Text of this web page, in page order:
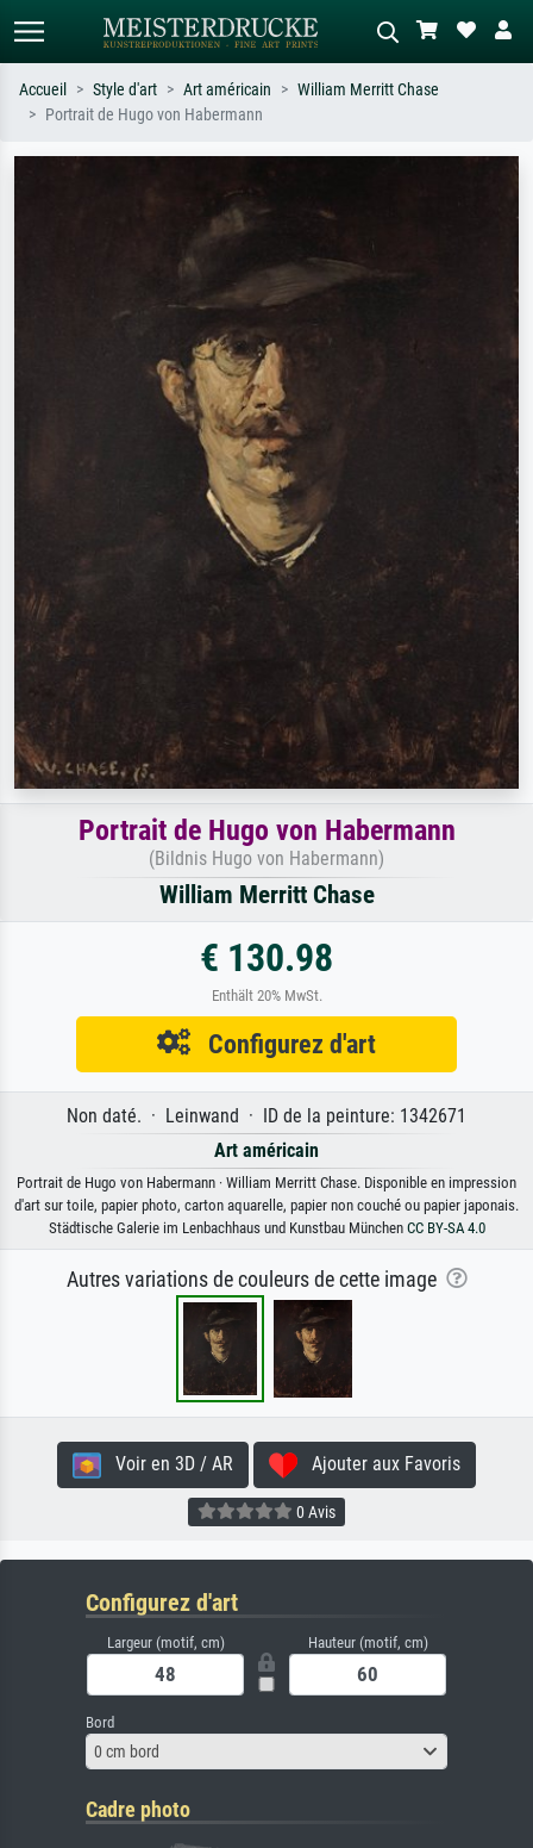
impressionnisme, vague de Hokusai,
tableau sombre, nu debout près d'un
Accueil Style d'art Art américain
William Merritt Chase
Portrait de Hugo von Habermann
Portrait de Hugo von Habermann
(Bildnis Hugo von Habermann)
William Merritt Chase
€ 130.98
Enthält 20% MwSt.
Configurez d'art
Non daté. · Leinwand · ID de la peinture: 1342671
Art américain
Portrait de Hugo von Habermann · William Merritt Chase. Disponible en impression
d'art sur toile, papier photo, carton aquarelle, papier non couché ou papier japonais.
Städtische Galerie im Lenbachhaus und Kunstbau München CC BY-SA 4.0
Autres variations de couleurs de cette image
Voir en 3D / AR Ajouter aux Favoris
0 Avis
Configurez d'art
Largeur (motif, cm) Hauteur (motif, cm)
Bord
0 cm bord
Cadre photo